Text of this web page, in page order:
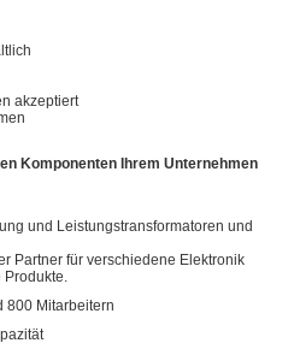
akzeptiert
Komponenten Ihrem Unternehmen
und Leistungstransformatoren und
Partner für verschiedene Elektronik
800 Mitarbeitern